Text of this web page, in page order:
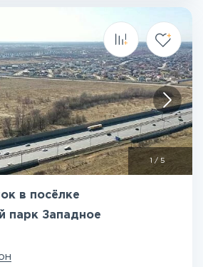
/ 5
в посёлке
парк Западное